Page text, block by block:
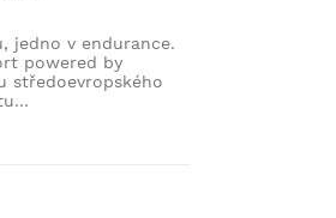
jedno v endurance.
powered by
středoevropského